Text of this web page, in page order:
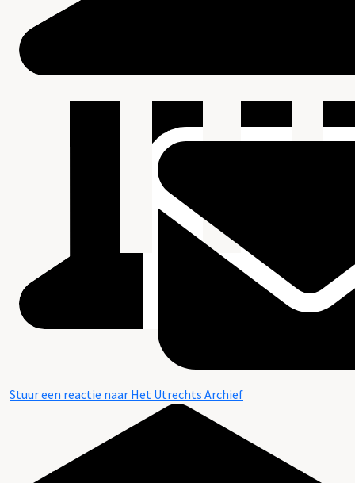
Stuur een reactie naar Het Utrechts Archief